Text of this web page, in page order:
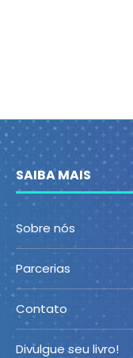
SAIBA MAIS
Sobre nós
Parcerias
Contato
Divulgue seu livro!